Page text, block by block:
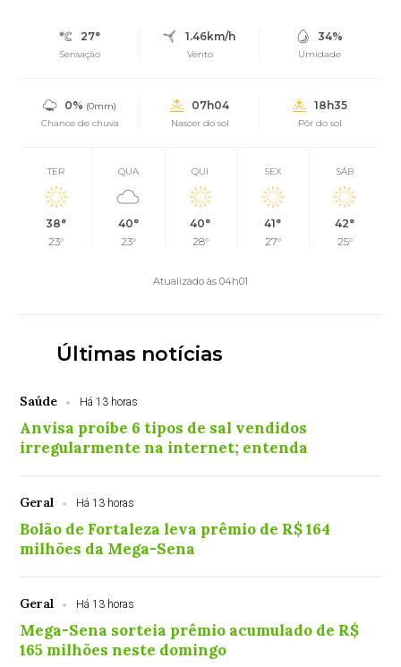
27°
Sensação
1.46km/h
Vento
34%
Umidade
0% (0mm)
Chance de chuva
07h04
Nascer do sol
18h35
Pôr do sol
TER
38°
23°
QUA
40°
23°
QUI
40°
28°
SEX
41°
27°
SÁB
42°
25°
Atualizado às 04h01
Últimas notícias
Saúde Há 13 horas
Anvisa proíbe 6 tipos de sal vendidos
irregularmente na internet; entenda
Geral Há 13 horas
Bolão de Fortaleza leva prêmio de R$ 164
milhões da Mega-Sena
Geral Há 13 horas
Mega-Sena sorteia prêmio acumulado de R$
165 milhões neste domingo